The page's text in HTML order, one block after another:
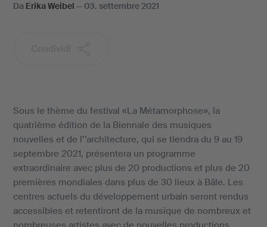
Da Erika Weibel — 03. settembre 2021
Sous le thème du festival «La Métamorphose», la
quatrième édition de la Biennale des musiques
nouvelles et de l’’architecture, qui se tiendra du 9 au 19
septembre 2021, présentera un programme
extraordinaire avec plus de 20 productions et plus de 20
premières mondiales dans plus de 30 lieux à Bâle. Les
centres actuels du développement urbain seront rendus
accessibles et retentiront de la musique de nombreux et